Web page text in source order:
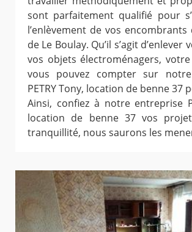
sont parfaitement qualifié pour
l’enlèvement de vos
de Le Boulay. Qu’il s’agit d’enlever
vos objets électroménagers,
vous pouvez compter sur
PETRY Tony, location de benne 37
Ainsi, confiez à notre entreprise
location de benne 37 vos
tranquillité, nous saurons les